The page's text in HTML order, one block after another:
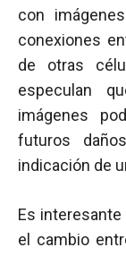
con
conexiones
de otras
especulan
imágenes
futuros
indicación de
Es
el cambio